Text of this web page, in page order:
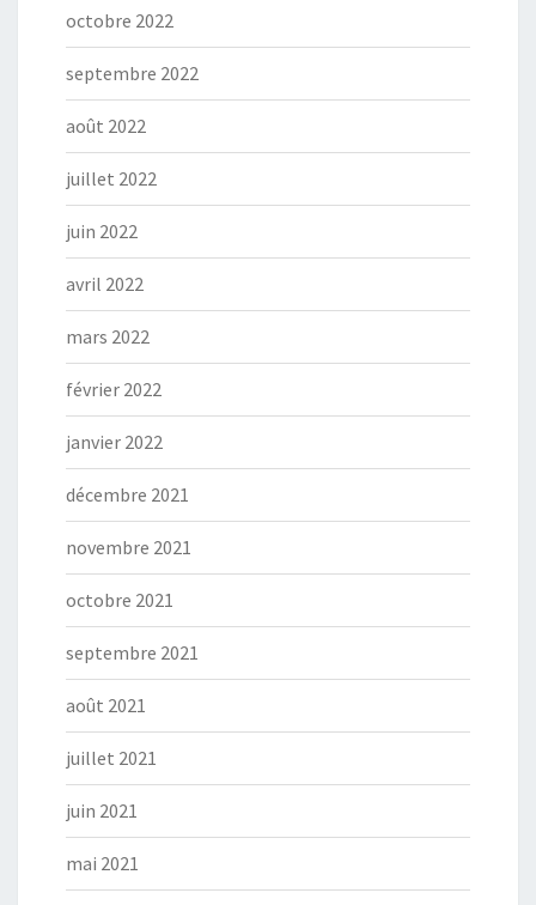
octobre 2022
septembre 2022
août 2022
juillet 2022
juin 2022
avril 2022
mars 2022
février 2022
janvier 2022
décembre 2021
novembre 2021
octobre 2021
septembre 2021
août 2021
juillet 2021
juin 2021
mai 2021